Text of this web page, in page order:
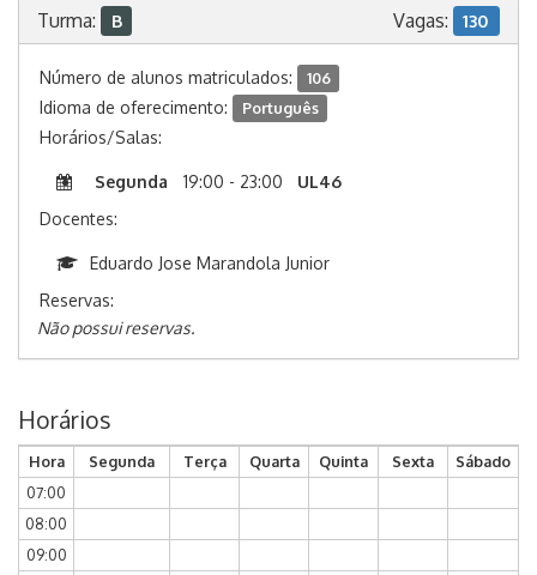
Turma: B Vagas: 130
Número de alunos matriculados: 106
Idioma de oferecimento: Português
Horários/Salas:
Segunda 19:00 - 23:00
UL46
Docentes:
Eduardo Jose Marandola Junior
Reservas:
Não possui reservas.
Horários
Hora Segunda Terça Quarta Quinta Sexta
Sábado
07:00
08:00
09:00